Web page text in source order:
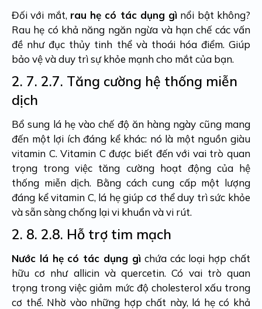
Đối với mắt, rau hẹ có tác dụng gì nổi bật không?
Rau hẹ có khả năng ngăn ngừa và hạn chế các vấn
đề như đục thủy tinh thể và thoái hóa điểm. Giúp
bảo vệ và duy trì sự khỏe mạnh cho mắt của bạn.
2. 7. 2.7. Tăng cường hệ thống miễn
dịch
Bổ sung lá hẹ vào chế độ ăn hàng ngày cũng mang
đến một lợi ích đáng kể khác: nó là một nguồn giàu
vitamin C. Vitamin C được biết đến với vai trò quan
trọng trong việc tăng cường hoạt động của hệ
thống miễn dịch. Bằng cách cung cấp một lượng
đáng kể vitamin C, lá hẹ giúp cơ thể duy trì sức khỏe
và sẵn sàng chống lại vi khuẩn và vi rút.
2. 8. 2.8. Hỗ trợ tim mạch
Nước lá hẹ có tác dụng gìchứa các loại hợp chất
hữu cơ như allicin và quercetin. Có vai trò quan
trọng trong việc giảm mức độ cholesterol xấu trong
cơ thể. Nhờ vào những hợp chất này, lá hẹ có khả